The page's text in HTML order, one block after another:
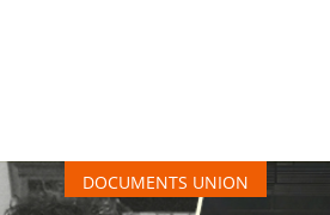
DOCUMENTS UNION